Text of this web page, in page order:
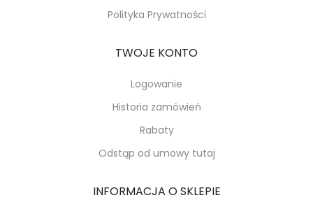
Polityka Prywatności
TWOJE KONTO
Logowanie
Historia zamówień
Rabaty
Odstąp od umowy tutaj
INFORMACJA O SKLEPIE